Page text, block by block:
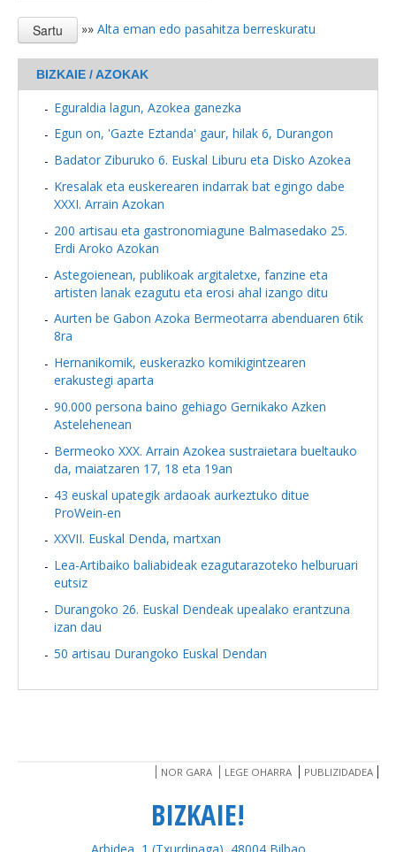
»» Alta eman edo pasahitza berreskuratu
BIZKAIE / AZOKAK
Eguraldia lagun, Azokea ganezka
Egun on, 'Gazte Eztanda' gaur, hilak 6, Durangon
Badator Ziburuko 6. Euskal Liburu eta Disko Azokea
Kresalak eta euskerearen indarrak bat egingo dabe
XXXI. Arrain Azokan
200 artisau eta gastronomiagune Balmasedako 25.
Erdi Aroko Azokan
Astegoienean, publikoak argitaletxe, fanzine eta
artisten lanak ezagutu eta erosi ahal izango ditu
Aurten be Gabon Azoka Bermeotarra abenduaren 6tik
8ra
Hernanikomik, euskerazko komikigintzearen
erakustegi aparta
90.000 persona baino gehiago Gernikako Azken
Astelehenean
Bermeoko XXX. Arrain Azokea sustraietara bueltauko
da, maiatzaren 17, 18 eta 19an
43 euskal upategik ardaoak aurkeztuko ditue
ProWein-en
XXVII. Euskal Denda, martxan
Lea-Artibaiko baliabideak ezagutarazoteko helburuari
eutsiz
Durangoko 26. Euskal Dendeak upealako erantzuna
izan dau
50 artisau Durangoko Euskal Dendan
NOR GARA LEGE OHARRA PUBLIZIDADEA
BIZKAIE!
Arbidea, 1 (Txurdinaga), 48004 Bilbao